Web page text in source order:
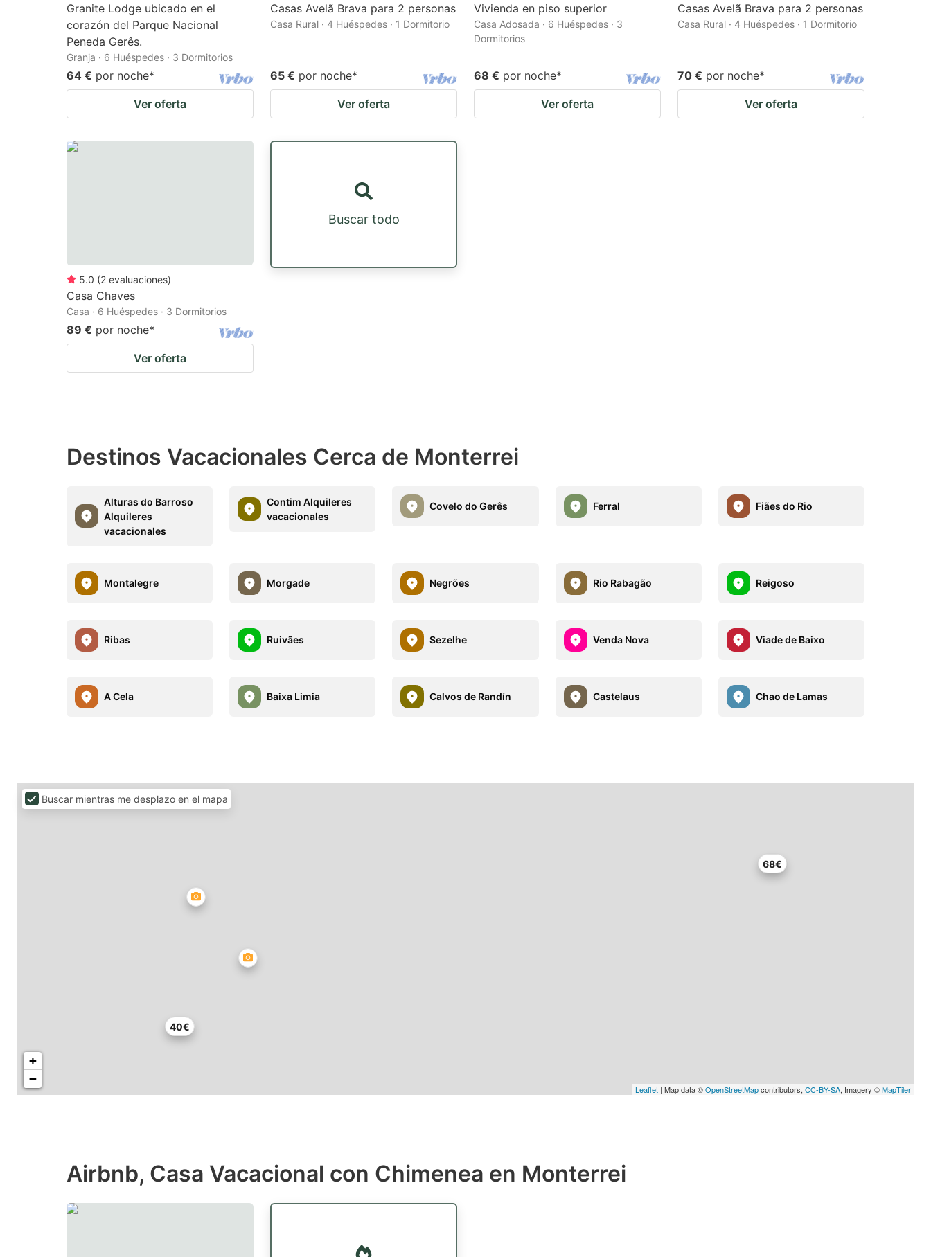
Granite Lodge ubicado en el
corazón del Parque Nacional
Peneda Gerês.
Granja · 6 Huéspedes · 3 Dormitorios
64 € por noche*
Ver oferta
Casas Avelã Brava para 2 personas
Casa Rural · 4 Huéspedes · 1 Dormitorio
65 € por noche*
Ver oferta
Vivienda en piso superior
Casa Adosada · 6 Huéspedes · 3
Dormitorios
68 € por noche*
Ver oferta
Casas Avelã Brava para 2 personas
Casa Rural · 4 Huéspedes · 1 Dormitorio
70 € por noche*
Ver oferta
5.0 (2 evaluaciones)
Casa Chaves
Casa · 6 Huéspedes · 3 Dormitorios
89 € por noche*
Ver oferta
Buscar todo
Destinos Vacacionales Cerca de Monterrei
Alturas do Barroso
Alquileres
vacacionales
Contim Alquileres
vacacionales
Covelo do Gerês Ferral Fiães do Rio
Montalegre Morgade Negrões Rio Rabagão Reigoso
Ribas Ruivães Sezelhe Venda Nova Viade de Baixo
A Cela Baixa Limia Calvos de Randín Castelaus Chao de Lamas
68€
40€
+
−
Leaflet | Map data ©OpenStreetMapcontributors, CC-BY-SA, Imagery ©MapTiler
Buscar mientras me desplazo en el mapa
Airbnb, Casa Vacacional con Chimenea en Monterrei